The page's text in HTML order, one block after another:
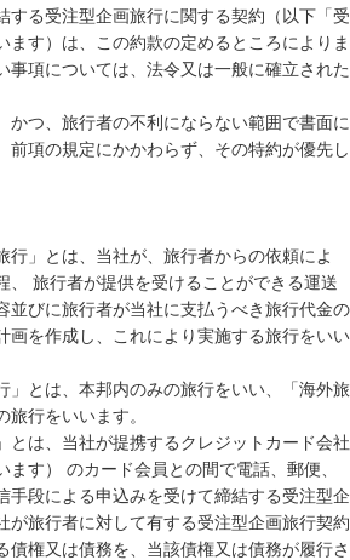
する受注型企画旅行に関する契約（以下「受
ます）は、この約款の定めるところによりま
事項については、法令又は一般に確立された
つ、旅行者の不利にならない範囲で書面に
前項の規定にかかわらず、その特約が優先し
行」とは、当社が、旅行者からの依頼によ
、 旅行者が提供を受けることができる運送
並びに旅行者が当社に支払うべき旅行代金の
画を作成し、これにより実施する旅行をいい
とは、本邦内のみの旅行をいい、「海外旅
行をいいます。
は、当社が提携するクレジットカード会社
ます） のカード会員との間で電話、郵便、
手段による申込みを受けて締結する受注型企
が旅行者に対して有する受注型企画旅行契約
債権又は債務を、当該債権又は債務が履行さ